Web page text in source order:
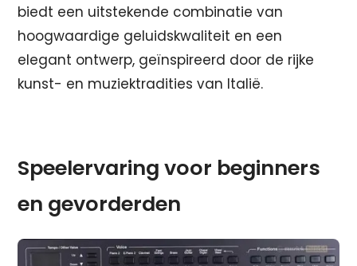
biedt een uitstekende combinatie van
hoogwaardige geluidskwaliteit en een
elegant ontwerp, geïnspireerd door de rijke
kunst- en muziektradities van Italië.
Speelervaring voor beginners
en gevorderden